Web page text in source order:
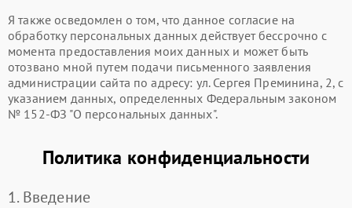
Я также осведомлен о том, что данное согласие на
обработку персональных данных действует бессрочно с
момента предоставления моих данных и может быть
отозвано мной путем подачи письменного заявления
администрации сайта по адресу: ул. Сергея Преминина, 2, с
указанием данных, определенных Федеральным законом
№ 152-ФЗ "О персональных данных".
Политика конфиденциальности
1. Введение